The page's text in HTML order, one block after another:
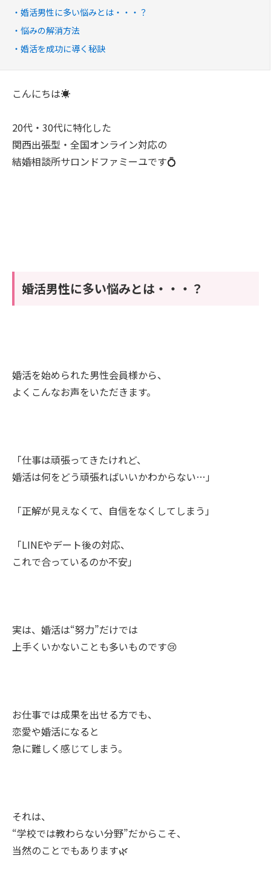
婚活男性に多い悩みとは・・・？
悩みの解消方法
婚活を成功に導く秘訣
こんにちは☀️
20代・30代に特化した
関西出張型・全国オンライン対応の
結婚相談所サロンドファミーユです💍
婚活男性に多い悩みとは・・・？
婚活を始められた男性会員様から、
よくこんなお声をいただきます。
「仕事は頑張ってきたけれど、
婚活は何をどう頑張ればいいかわからない…」
「正解が見えなくて、自信をなくしてしまう」
「LINEやデート後の対応、
これで合っているのか不安」
実は、婚活は“努力”だけでは
上手くいかないことも多いものです😢
お仕事では成果を出せる方でも、
恋愛や婚活になると
急に難しく感じてしまう。
それは、
“学校では教わらない分野”だからこそ、
当然のことでもあります🌿